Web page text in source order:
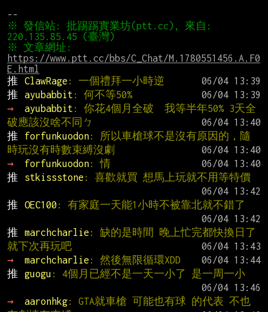
※ 發信站: 批踢踢實業坊(ptt.cc), 來自:
https://www.ptt.cc/bbs/C_Chat/M.1780551456.A.F0
E.html
推
ClawRage : 一個禮拜一小時逆
推
ayubabbit : 何不等50%
→
ayubabbit : 你花4個月全破  我等半年50% 3天全
破應該沒啥不同ㄅ
推
forfunkuodon: 所以車槍球不是沒有原因的，隨
時玩沒有時數束縛沒劇
→
forfunkuodon: 情
推
stkissstone : 喜歡就買 想馬上玩就不用等特價
推
OEC100 : 有家庭一天能1小時不被靠北就不錯了
推
marchcharlie : 缺的是時間 晚上忙完都快換日了
就下次再玩吧
→
marchcharlie : 然後無限循環XDD
推
guogu : 4個月已經不是一天一小了 是一周一小
→
aaronhkg: GTA就車槍 可能也有球 的代表 不也